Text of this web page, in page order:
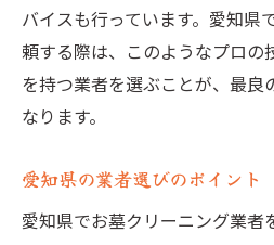
バイスも行っています。愛知県
頼する際は、このようなプロの
を持つ業者を選ぶことが、最良
なります。
愛知県の業者選びのポイント
愛知県でお墓クリーニング業者